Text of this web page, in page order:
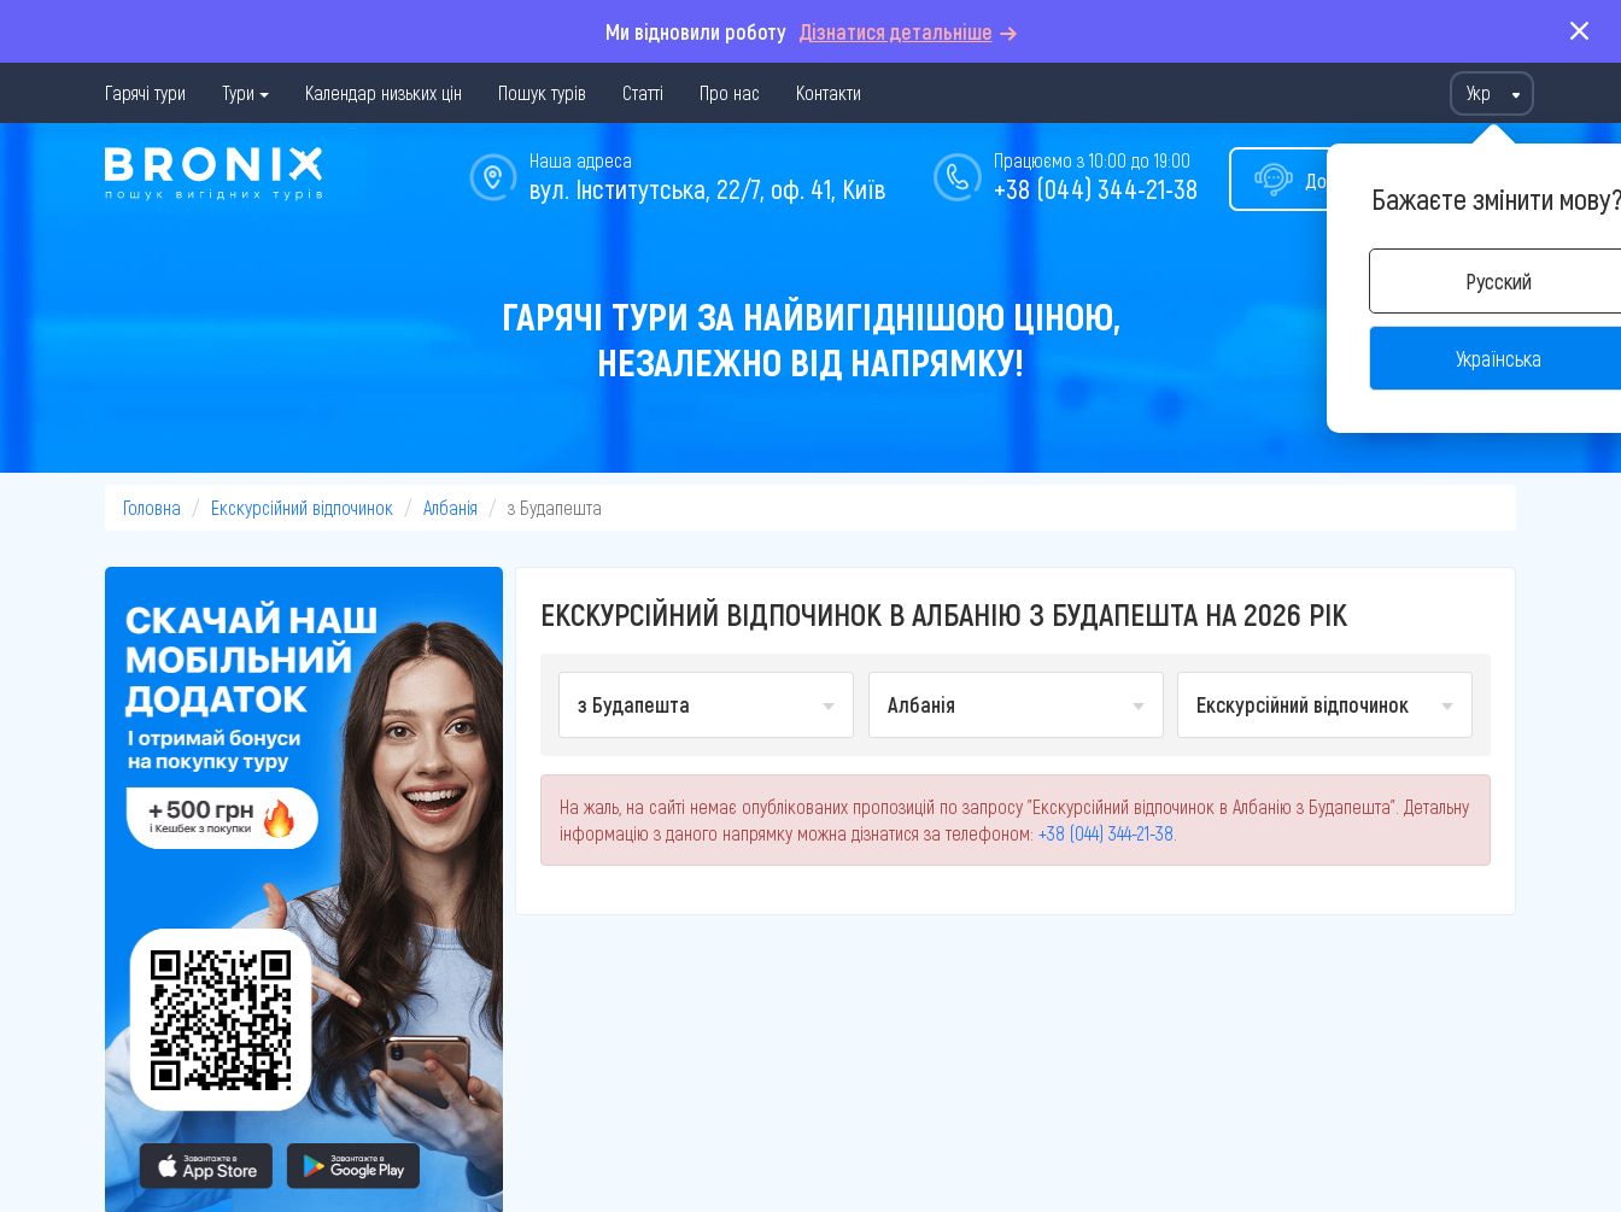
Ми відновили роботу Дізнатися детальніше
Гарячі тури Тури Календар низьких цін Пошук турів Статті Про нас Контакти Укр
Бажаєте змінити
Русский
Українська
Допомога у виборі туру
Працюємо з 10:00 до 19:00
+38 (044) 344-21-38
Наша адреса
вул. Інститутська, 22/7, оф. 41, Київ
ГАРЯЧІ ТУРИ ЗА НАЙВИГІДНІШОЮ ЦІНОЮ,
НЕЗАЛЕЖНО ВІД НАПРЯМКУ!
Головна Екскурсійний відпочинок Албанія з Будапешта
ЕКСКУРСІЙНИЙ ВІДПОЧИНОК В АЛБАНІЮ З БУДАПЕШТА НА 2026 РІК
з Будапешта Албанія Екскурсійний відпочинок
На жаль, на сайті немає опублікованих пропозицій по запросу "Екскурсійний відпочинок в Албанію з Будапешта". Детальну
інформацію з даного напрямку можна дізнатися за телефоном: +38 (044) 344-21-38